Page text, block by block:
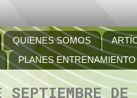
QUIENES SOMOS
PLANES ENTRENAMIENTO
SEPTIEMBRE